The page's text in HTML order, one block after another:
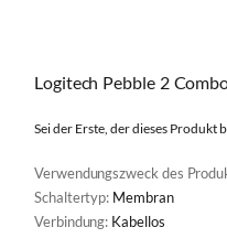
Logitech Pebble 2
Sei der Erste, der dieses Produkt
Verwendungszweck des
Schaltertyp: Membran
Verbindung: Kabellos